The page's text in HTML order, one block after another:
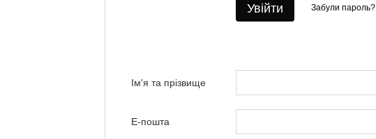
Увійти Забули пароль?
Ім'я та прізвище
Е-пошта